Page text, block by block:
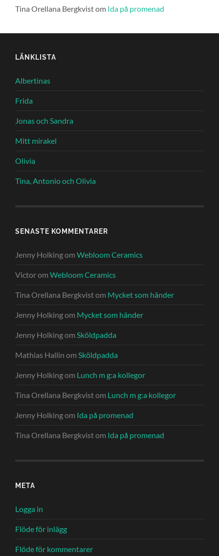
Tina Orellana Bergkvistom Ida på promenad
LÄNKLISTA
Albertinas
Frida
Jonas och Sandra
Mitt mirakel
Olivia
Tina, Antonio och Olivia
SENASTE KOMMENTARER
Jenny HolkingomWebloom Ceramics
VictoromWebloom Ceramics
Tina Orellana Bergkvistom Mycket som händer
Jenny Holkingom Mycket som händer
Jenny HolkingomSköldpadda
Mathias Hallin omSköldpadda
Jenny Holkingom Lunch m g:a kollegor
Tina Orellana Bergkvistom Lunch m g:a kollegor
Jenny Holkingom Ida på promenad
Tina Orellana Bergkvistom Ida på promenad
META
Logga in
Flöde för inlägg
Flöde för kommentarer